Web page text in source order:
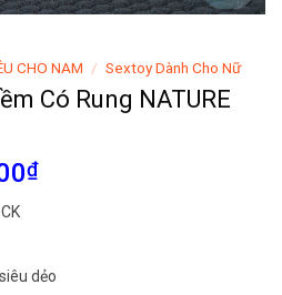
CHO NAM / Sextoy Dành Cho Nữ
Có Rung NATURE
₫Giá
1.250.000₫.
dẻo